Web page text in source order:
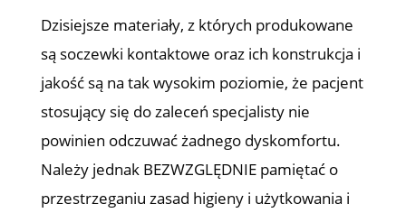
Dzisiejsze materiały, z których produkowane
są soczewki kontaktowe oraz ich konstrukcja i
jakość są na tak wysokim poziomie, że pacjent
stosujący się do zaleceń specjalisty nie
powinien odczuwać żadnego dyskomfortu.
Należy jednak BEZWZGLĘDNIE pamiętać o
przestrzeganiu zasad higieny i użytkowania i